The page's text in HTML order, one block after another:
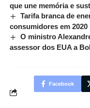
que une memória e
Tarifa branca de
consumidores em 2020
O ministro
assessor dos EUA a
Facebook